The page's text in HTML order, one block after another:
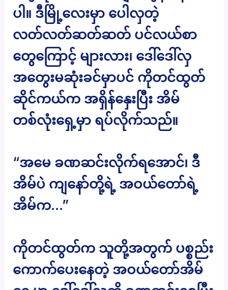
ပါ။ ဒီမြို့လေးမှာ ပေါလှတဲ့
လတ်လတ်ဆတ်ဆတ် ပင်လယ်စာ
တွေကြောင့် များလား၊ ဒေါ်ဒေါ်လှ
အတွေးမဆုံးခင်မှာပင် ကိုတင်ထွတ်
ဆိုင်ကယ်က အရှိန်နှေးပြီး အိမ်
တစ်လုံးရှေ့မှာ ရပ်လိုက်သည်။
“အမေ ခဏဆင်းလိုက်ရအောင်၊ ဒီ
အိမ်ပဲ ကျနော်တို့ရဲ့ အဝယ်တော်ရဲ့
အိမ်က…”
ကိုတင်ထွတ်က သူတို့အတွက် ပစ္စည်း
ကောက်ပေးနေတဲ့ အဝယ်တော်အိမ်